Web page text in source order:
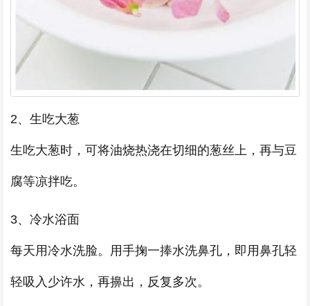
2、生吃大葱
生吃大葱时，可将油烧热浇在切细的葱丝上，再与豆
腐等凉拌吃。
3、冷水浴面
每天用冷水洗脸。用手掬一捧水洗鼻孔，即用鼻孔轻
轻吸入少许水，再擤出，反复多次。